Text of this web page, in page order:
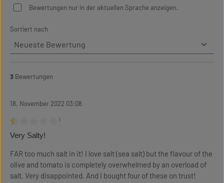
Bewertungen nur in der aktuellen Sprache anzeigen.
Sortiert nach
3 Bewertungen
18. November 2022 03:08
Bewertung mit 0.5 von 5 Sternen
¹
Very Salty!
FAR too much salt in it! I love salt (sea salt) but the flavour of the
olive and tomato is completely overwhelmed by an overload of
salt. Very disappointed. And I bought four of these on trust!